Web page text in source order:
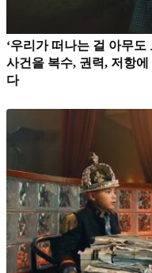
‘우리가 떠나는 걸 아무도
사건을 복수, 권력, 저항
다